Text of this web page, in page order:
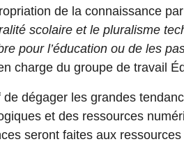
de la connaissance
scolaire et le pluralisme
pour l’éducation ou de les
charge du groupe de travail
dégager les grandes
et des ressources
seront faites aux